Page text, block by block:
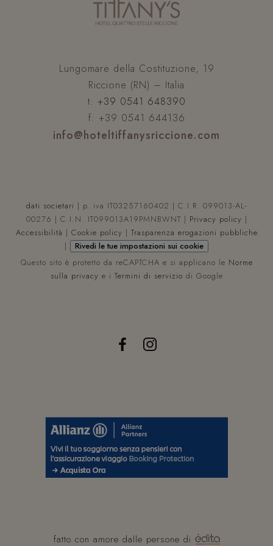
Lungomare della Costituzione, 19
Riccione (RN) – Italia
t: +39 0541 648390
f: +39 0541 644136
info@hoteltiffanysriccione.com
dati societari | p. iva IT03257160402 | C.I.R. 099013-AL-
00276 | C.I.N. IT099013A19PMNBWNT | Privacy policy |
Accessibilità | Cookie policy | Trasparenza erogazioni pubbliche
|
Rivedi le tue impostazioni sui cookie
Questo sito è protetto da reCAPTCHA e si applicano le Norme
sulla privacy e i Termini di servizio di Google
fatto con amore dalle persone di
CookieScriptConsent
CookieScript
.hoteltiffanysriccione.com